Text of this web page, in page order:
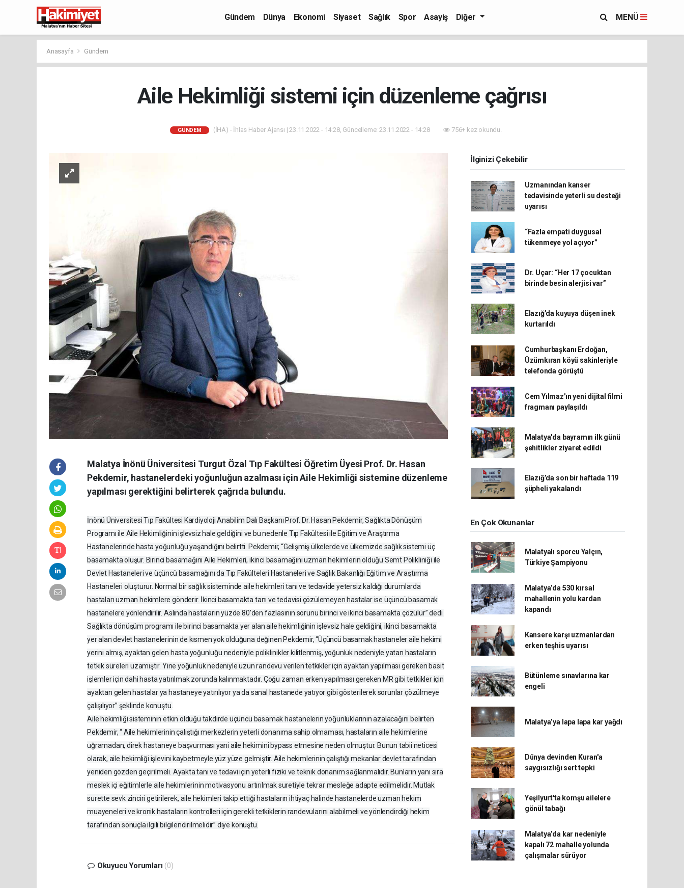
Gündem Dünya Ekonomi Siyaset Sağlık Spor Asayiş Diğer MENÜ
Anasayfa Gündem
Aile Hekimliği sistemi için düzenleme çağrısı
GÜNDEM (İHA) - İhlas Haber Ajansı | 23.11.2022 - 14:28, Güncelleme: 23.11.2022 - 14:28 756+ kez okundu.
Malatya İnönü Üniversitesi Turgut Özal Tıp Fakültesi Öğretim Üyesi Prof. Dr. Hasan
Pekdemir, hastanelerdeki yoğunluğun azalması için Aile Hekimliği sistemine düzenleme
yapılması gerektiğini belirterek çağrıda bulundu.
İnönü Üniversitesi Tıp Fakültesi Kardiyoloji Anabilim Dalı Başkanı Prof. Dr. Hasan Pekdemir, Sağlıkta Dönüşüm
Programı ile Aile Hekimliğinin işlevsiz hale geldiğini ve bu nedenle Tıp Fakültesi ile Eğitim ve Araştırma
Hastanelerinde hasta yoğunluğu yaşandığını belirtti. Pekdemir, “Gelişmiş ülkelerde ve ülkemizde sağlık sistemi üç
basamakta oluşur. Birinci basamağını Aile Hekimleri, ikinci basamağını uzman hekimlerin olduğu Semt Polikliniği ile
Devlet Hastaneleri ve üçüncü basamağını da Tıp Fakülteleri Hastaneleri ve Sağlık Bakanlığı Eğitim ve Araştırma
Hastaneleri oluşturur. Normal bir sağlık sisteminde aile hekimleri tanı ve tedavide yetersiz kaldığı durumlarda
hastaları uzman hekimlere gönderir. İkinci basamakta tanı ve tedavisi çözülemeyen hastalar ise üçüncü basamak
hastanelere yönlendirilir. Aslında hastaların yüzde 80’den fazlasının sorunu birinci ve ikinci basamakta çözülür” dedi.
Sağlıkta dönüşüm programı ile birinci basamakta yer alan aile hekimliğinin işlevsiz hale geldiğini, ikinci basamakta
yer alan devlet hastanelerinin de kısmen yok olduğuna değinen Pekdemir, “Üçüncü basamak hastaneler aile hekimi
yerini almış, ayaktan gelen hasta yoğunluğu nedeniyle poliklinikler kilitlenmiş, yoğunluk nedeniyle yatan hastaların
tetkik süreleri uzamıştır. Yine yoğunluk nedeniyle uzun randevu verilen tetkikler için ayaktan yapılması gereken basit
işlemler için dahi hasta yatırılmak zorunda kalınmaktadır. Çoğu zaman erken yapılması gereken MR gibi tetkikler için
ayaktan gelen hastalar ya hastaneye yatırılıyor ya da sanal hastanede yatıyor gibi gösterilerek sorunlar çözülmeye
çalışılıyor” şeklinde konuştu.
Aile hekimliği sisteminin etkin olduğu takdirde üçüncü basamak hastanelerin yoğunluklarının azalacağını belirten
Pekdemir, “ Aile hekimlerinin çalıştığı merkezlerin yeterli donanıma sahip olmaması, hastaların aile hekimlerine
uğramadan, direk hastaneye başvurması yani aile hekimini bypass etmesine neden olmuştur. Bunun tabii neticesi
olarak, aile hekimliği işlevini kaybetmeyle yüz yüze gelmiştir. Aile hekimlerinin çalıştığı mekanlar devlet tarafından
yeniden gözden geçirilmeli. Ayakta tanı ve tedavi için yeterli fiziki ve teknik donanım sağlanmalıdır. Bunların yanı sıra
meslek içi eğitimlerle aile hekimlerinin motivasyonu artırılmak suretiyle tekrar mesleğe adapte edilmelidir. Mutlak
surette sevk zinciri getirilerek, aile hekimleri takip ettiği hastaların ihtiyaç halinde hastanelerde uzman hekim
muayeneleri ve kronik hastaların kontrolleri için gerekli tetkiklerin randevularını alabilmeli ve yönlendirdiği hekim
tarafından sonuçla ilgili bilgilendirilmelidir” diye konuştu.
Okuyucu Yorumları (0)
İlginizi Çekebilir
Uzmanından kanser
tedavisinde yeterli su desteği
uyarısı
“Fazla empati duygusal
tükenmeye yol açıyor”
Dr. Uçar: “Her 17 çocuktan
birinde besin alerjisi var”
Elazığ’da kuyuya düşen inek
kurtarıldı
Cumhurbaşkanı Erdoğan,
Üzümkıran köyü sakinleriyle
telefonda görüştü
Cem Yılmaz'ın yeni dijital filmi
fragmanı paylaşıldı
Malatya'da bayramın ilk günü
şehitlikler ziyaret edildi
Elazığ’da son bir haftada 119
şüpheli yakalandı
En Çok Okunanlar
Malatyalı sporcu Yalçın,
Türkiye Şampiyonu
Malatya’da 530 kırsal
mahallenin yolu kardan
kapandı
Kansere karşı uzmanlardan
erken teşhis uyarısı
Bütünleme sınavlarına kar
engeli
Malatya’ya lapa lapa kar yağdı
Dünya devinden Kuran'a
saygısızlığı sert tepki
Yeşilyurt'ta komşu ailelere
gönül tabağı
Malatya’da kar nedeniyle
kapalı 72 mahalle yolunda
çalışmalar sürüyor